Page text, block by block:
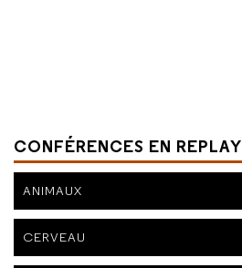
CONFÉRENCES EN REPLAY
ANIMAUX
CERVEAU